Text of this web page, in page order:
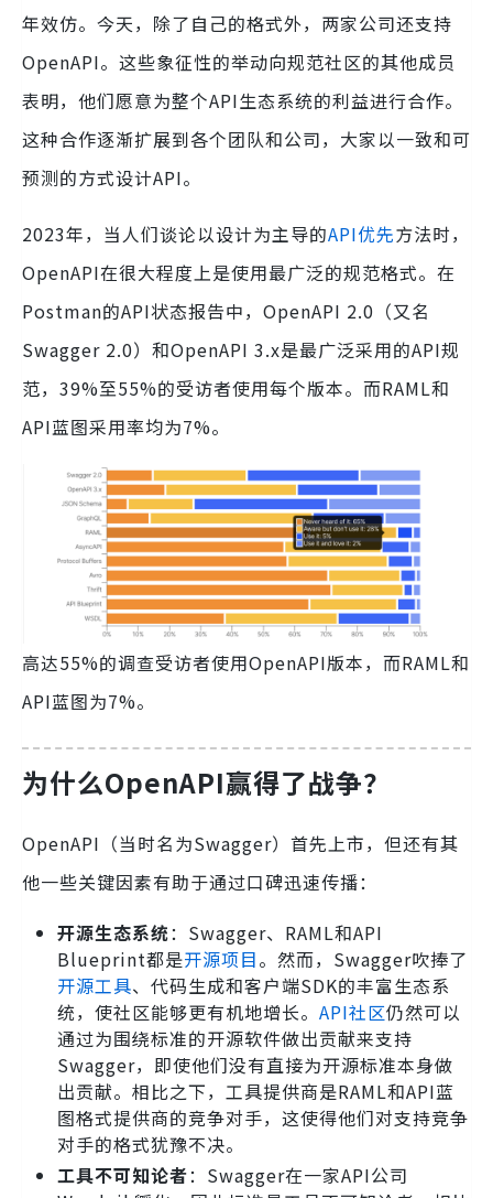
年效仿。今天，除了自己的格式外，两家公司还支持
OpenAPI。这些象征性的举动向规范社区的其他成员
表明，他们愿意为整个API生态系统的利益进行合作。
这种合作逐渐扩展到各个团队和公司，大家以一致和可
预测的方式设计API。
2023年，当人们谈论以设计为主导的API优先方法时，
OpenAPI在很大程度上是使用最广泛的规范格式。在
Postman的API状态报告中，OpenAPI 2.0（又名
Swagger 2.0）和OpenAPI 3.x是最广泛采用的API规
范，39%至55%的受访者使用每个版本。而RAML和
API蓝图采用率均为7%。
高达55%的调查受访者使用OpenAPI版本，而RAML和
API蓝图为7%。
为什么OpenAPI赢得了战争？
OpenAPI（当时名为Swagger）首先上市，但还有其
他一些关键因素有助于通过口碑迅速传播：
开源生态系统：Swagger、RAML和API
Blueprint都是开源项目。然而，Swagger吹捧了
开源工具、代码生成和客户端SDK的丰富生态系
统，使社区能够更有机地增长。 API社区仍然可以
通过为围绕标准的开源软件做出贡献来支持
Swagger，即使他们没有直接为开源标准本身做
出贡献。相比之下，工具提供商是RAML和API蓝
图格式提供商的竞争对手，这使得他们对支持竞争
对手的格式犹豫不决。
工具不可知论者：Swagger在一家API公司